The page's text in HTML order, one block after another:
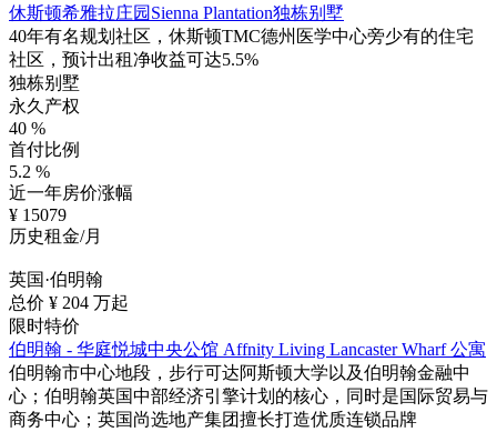
休斯顿希雅拉庄园Sienna Plantation独栋别墅
40年有名规划社区，休斯顿TMC德州医学中心旁少有的住宅
社区，预计出租净收益可达5.5%
独栋别墅
永久产权
40 %
首付比例
5.2 %
近一年房价涨幅
¥ 15079
历史租金/月
英国·伯明翰
总价 ¥ 204 万起
限时特价
伯明翰 - 华庭悦城中央公馆 Affnity Living Lancaster Wharf 公寓
伯明翰市中心地段，步行可达阿斯顿大学以及伯明翰金融中
心；伯明翰英国中部经济引擎计划的核心，同时是国际贸易与
商务中心；英国尚选地产集团擅长打造优质连锁品牌